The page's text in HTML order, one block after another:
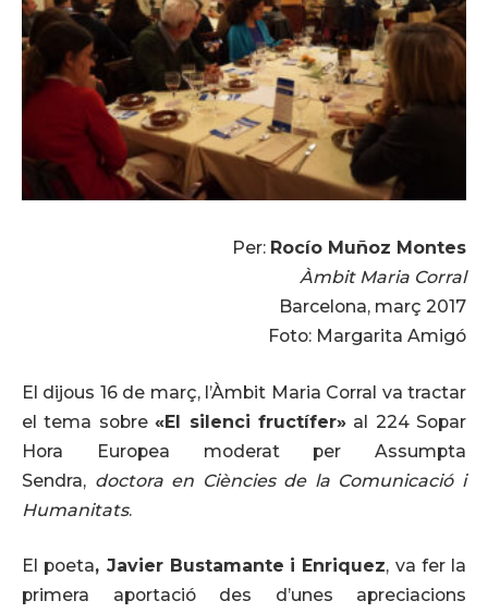
Per: Rocío Muñoz Montes
Àmbit Maria Corral
Barcelona, març 2017
Foto: Margarita Amigó
El dijous 16 de març, l’Àmbit Maria Corral va tractar
el tema sobre«El silenci fructífer»al 224 Sopar
Hora Europea moderat per Assumpta
Sendra, doctora en Ciències de la Comunicació i
Humanitats.
El poeta, Javier Bustamante i Enriquez, va fer la
primera aportació des d’unes apreciacions